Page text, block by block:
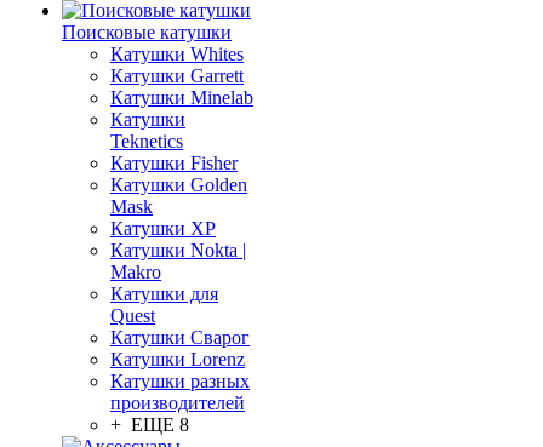
Поисковые катушки
Катушки Whites
Катушки Garrett
Катушки Minelab
Катушки
Teknetics
Катушки Fisher
Катушки Golden
Mask
Катушки XP
Катушки Nokta |
Makro
Катушки для
Quest
Катушки Сварог
Катушки Lorenz
Катушки разных
производителей
+ ЕЩЕ 8